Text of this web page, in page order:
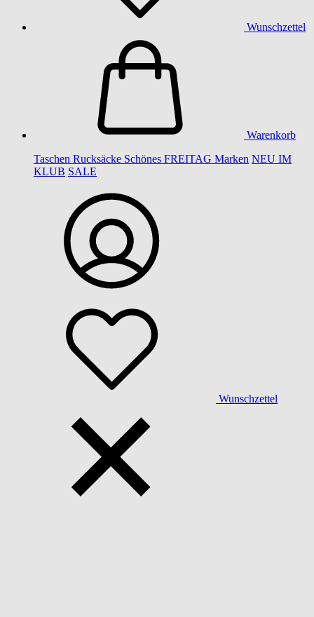
Wunschzettel
Warenkorb
Taschen Rucksäcke Schönes FREITAG Marken NEU IM
KLUB SALE
Wunschzettel